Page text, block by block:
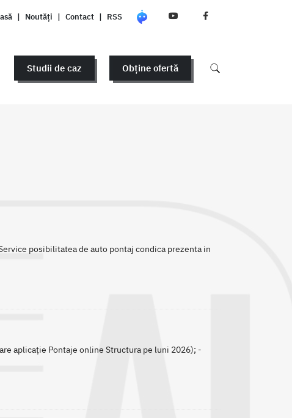
| Noutăți | Contact | RSS
Studii de caz Obține ofertă
posibilitatea de auto pontaj condica prezenta in
aplicație Pontaje online Structura pe luni 2026); -